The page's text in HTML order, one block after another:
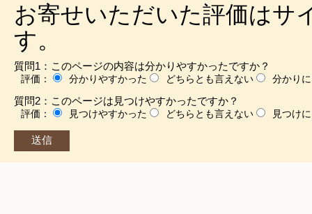
お寄せいただいた評価はサ
す。
質問1：このページの内容は分かりやすかったですか？
評価： 分かりやすかった どちらとも言えない 分かり
質問2：このページは見つけやすかったですか？
評価： 見つけやすかった どちらとも言えない 見つけ